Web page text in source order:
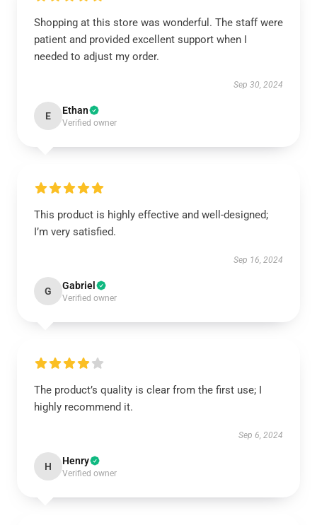
Shopping at this store was wonderful. The staff were
patient and provided excellent support when I
needed to adjust my order.
Sep 30, 2024
E Ethan
Verified owner
This product is highly effective and well-designed;
I’m very satisfied.
Sep 16, 2024
G Gabriel
Verified owner
The product’s quality is clear from the first use; I
highly recommend it.
Sep 6, 2024
H Henry
Verified owner